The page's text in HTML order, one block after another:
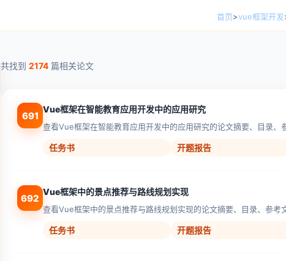
首页>vue框架开发
共找到 2174 篇相关论文
691
Vue框架在智能教育应用开发中的应用研究
查看Vue框架在智能教育应用开发中的应用研究的论文摘要、目录
任务书 开题报告
692
Vue框架中的景点推荐与路线规划实现
查看Vue框架中的景点推荐与路线规划实现的论文摘要、目录、参
任务书 开题报告